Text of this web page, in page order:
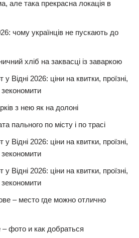
але така прекрасна локація в
чому українців не пускають до
хліб на заквасці із заваркою
Відні 2026: ціни на квитки, проїзні,
з нею як на долоні
пального по місту і по трасі
Відні 2026: ціни на квитки, проїзні,
Відні 2026: ціни на квитки, проїзні,
– место где можно отлично
фото и как добраться